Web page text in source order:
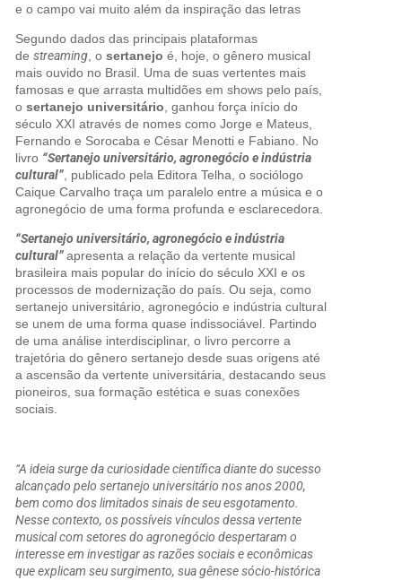
e o campo vai muito além da inspiração das letras
Segundo dados das principais plataformas
de streaming , o sertanejo é, hoje, o gênero musical
mais ouvido no Brasil. Uma de suas vertentes mais
famosas e que arrasta multidões em shows pelo país,
o sertanejo universitário , ganhou força início do
século XXI através de nomes como Jorge e Mateus,
Fernando e Sorocaba e César Menotti e Fabiano. No
livro “Sertanejo universitário, agronegócio e indústria
cultural” , publicado pela Editora Telha, o sociólogo
Caique Carvalho traça um paralelo entre a música e o
agronegócio de uma forma profunda e esclarecedora.
“Sertanejo universitário, agronegócio e indústria
cultural”apresenta a relação da vertente musical
brasileira mais popular do início do século XXI e os
processos de modernização do país. Ou seja, como
sertanejo universitário, agronegócio e indústria cultural
se unem de uma forma quase indissociável. Partindo
de uma análise interdisciplinar, o livro percorre a
trajetória do gênero sertanejo desde suas origens até
a ascensão da vertente universitária, destacando seus
pioneiros, sua formação estética e suas conexões
sociais.
“A ideia surge da curiosidade científica diante do sucesso
alcançado pelo sertanejo universitário nos anos 2000,
bem como dos limitados sinais de seu esgotamento.
Nesse contexto, os possíveis vínculos dessa vertente
musical com setores do agronegócio despertaram o
interesse em investigar as razões sociais e econômicas
que explicam seu surgimento, sua gênese sócio-histórica